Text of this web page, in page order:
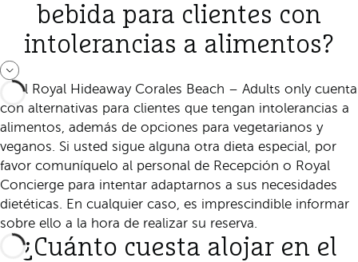
bebida para clientes con
intolerancias a alimentos?
Sí, el Royal Hideaway Corales Beach – Adults only cuenta
con alternativas para clientes que tengan intolerancias a
alimentos, además de opciones para vegetarianos y
veganos. Si usted sigue alguna otra dieta especial, por
favor comuníquelo al personal de Recepción o Royal
Concierge para intentar adaptarnos a sus necesidades
dietéticas. En cualquier caso, es imprescindible informar
sobre ello a la hora de realizar su reserva.
¿Cuánto cuesta alojar en el